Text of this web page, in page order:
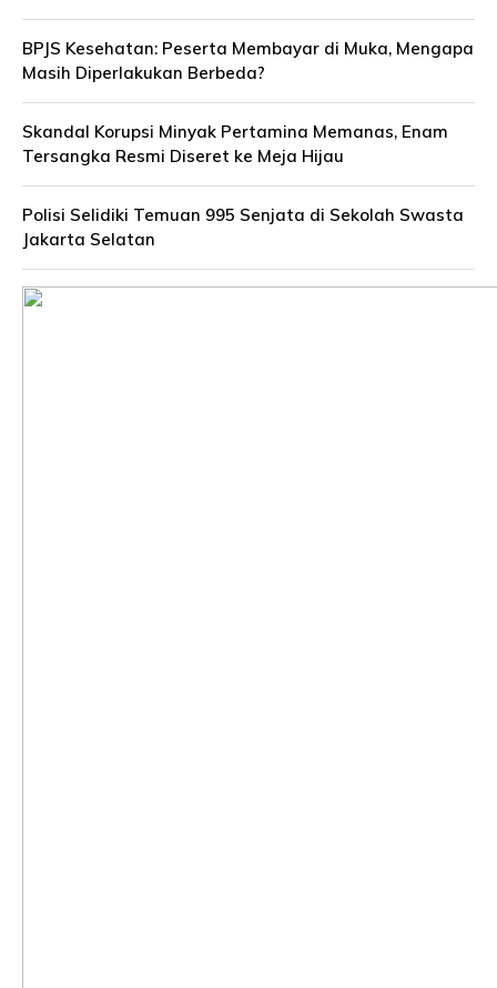
BPJS Kesehatan: Peserta Membayar di Muka, Mengapa
Masih Diperlakukan Berbeda?
Skandal Korupsi Minyak Pertamina Memanas, Enam
Tersangka Resmi Diseret ke Meja Hijau
Polisi Selidiki Temuan 995 Senjata di Sekolah Swasta
Jakarta Selatan